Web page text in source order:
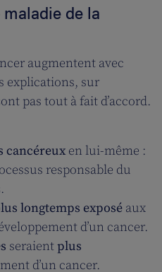
de la
augmentent avec
explications, sur
pas tout à fait d’accord.
cancéreux en lui-même :
responsable du
longtemps exposé aux
d’un cancer.
seraientplus
d’un cancer.